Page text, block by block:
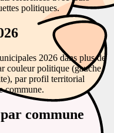
politiques.
2026 dans plus de
couleur politique (gauche,
par profil territorial
commune.
commune